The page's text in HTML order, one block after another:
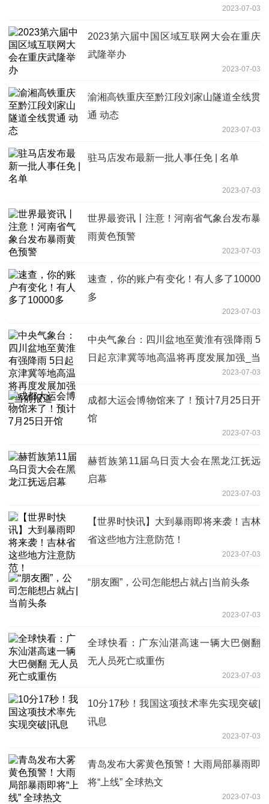
2023-07-03
2023第六届中国区域互联网大会在重庆
武隆举办
2023-07-03
渝湘高铁重庆至黔江段刘家山隧道全线贯
通 动态
2023-07-03
驻马店发布最新一批人事任免 | 名单
2023-07-03
世界最资讯丨注意！河南省气象台发布暴
雨黄色预警
2023-07-03
速查，你的账户有变化！有人多了10000
多
2023-07-03
中央气象台：四川盆地至黄淮有强降雨 5
日起京津冀等地高温将再度发展加强_当
2023-07-03
成都大运会博物馆来了！预计7月25日开
馆
2023-07-03
赫哲族第11届乌日贡大会在黑龙江抚远
启幕
2023-07-03
【世界时快讯】大到暴雨即将来袭！吉林
省这些地方注意防范！
2023-07-03
“朋友圈”，公司怎能想占就占|当前头条
2023-07-03
全球快看：广东汕湛高速一辆大巴侧翻
无人员死亡或重伤
2023-07-03
10分17秒！我国这项技术率先实现突破|
讯息
2023-07-03
青岛发布大雾黄色预警！大雨局部暴雨即
将“上线” 全球热文
2023-07-03